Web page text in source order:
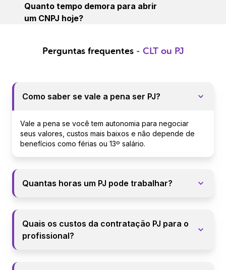
Quanto tempo demora para abrir
um CNPJ hoje?
Perguntas frequentes- CLT ou PJ
Como saber se vale a pena ser PJ?
Vale a pena se você tem autonomia para negociar
seus valores, custos mais baixos e não depende de
benefícios como férias ou 13º salário.
Quantas horas um PJ pode trabalhar?
Quais os custos da contratação PJ para o
profissional?